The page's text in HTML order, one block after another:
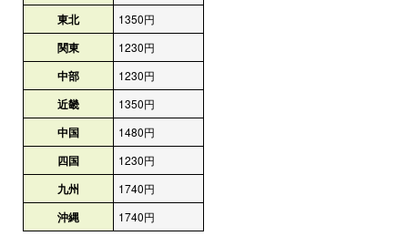
東北 1350円
関東 1230円
中部 1230円
近畿 1350円
中国 1480円
四国 1230円
九州 1740円
沖縄 1740円